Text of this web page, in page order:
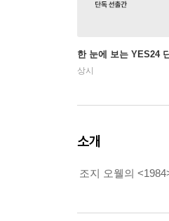
한 눈에 보는 YES24
상시
소개
조지 오웰의